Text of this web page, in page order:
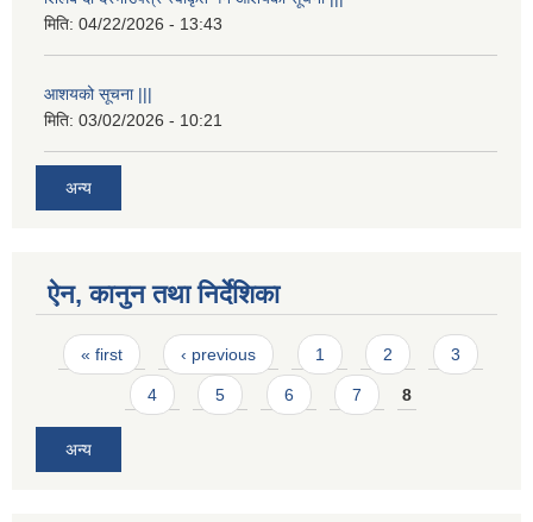
मिति: 04/22/2026 - 13:43
आशयको सूचना |||
मिति: 03/02/2026 - 10:21
अन्य
ऐन, कानुन तथा निर्देशिका
Pages
« first ‹ previous 1 2 3
4 5 6 7 8
अन्य